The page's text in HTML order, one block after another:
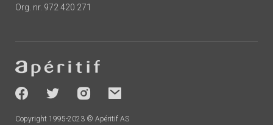
Org. nr. 972 420 271
-
socials
Copyright 1995-2023 © Apéritif AS